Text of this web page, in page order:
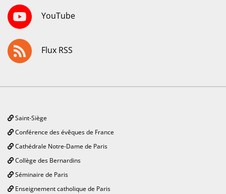
YouTube
Flux RSS
Saint-Siège
Conférence des évêques de France
Cathédrale Notre-Dame de Paris
Collège des Bernardins
Séminaire de Paris
Enseignement catholique de Paris